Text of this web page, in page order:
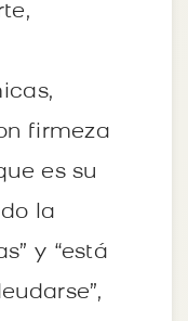
firmeza
es su
la
y “está